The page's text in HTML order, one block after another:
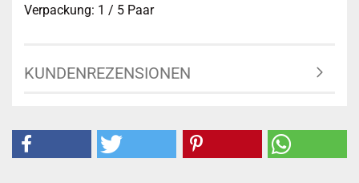
Verpackung: 1 / 5 Paar
KUNDENREZENSIONEN